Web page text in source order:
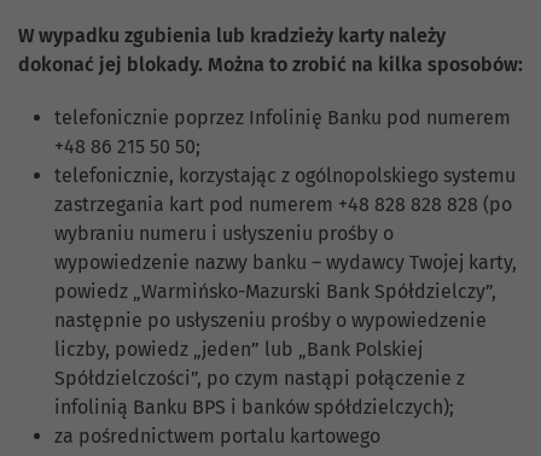
W wypadku zgubienia lub kradzieży karty należy
dokonać jej blokady. Można to zrobić na kilka sposobów:
telefonicznie poprzez Infolinię Banku pod numerem
+48 86 215 50 50;
telefonicznie, korzystając z ogólnopolskiego systemu
zastrzegania kart pod numerem +48 828 828 828 (po
wybraniu numeru i usłyszeniu prośby o
wypowiedzenie nazwy banku – wydawcy Twojej karty,
powiedz „Warmińsko-Mazurski Bank Spółdzielczy”,
następnie po usłyszeniu prośby o wypowiedzenie
liczby, powiedz „jeden” lub „Bank Polskiej
Spółdzielczości”, po czym nastąpi połączenie z
infolinią Banku BPS i banków spółdzielczych);
za pośrednictwem portalu kartowego